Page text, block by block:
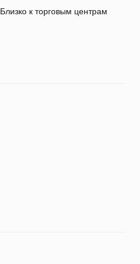
Близко к торговым центрам